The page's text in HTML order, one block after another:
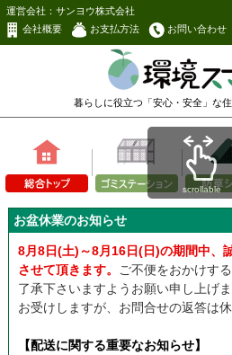
運営会社：サンヨウ株式会社
会社概要
お支払方法 お問い合わせ
暮らしに役立つ「安心・安全」な
scrollable
お盆休業のお知らせ
8月8日(土)～8月16日(日)の期間中、
させて頂きます。
ご不便をおかけす
了承下さいますようお願い申し上げ
お受けしますが、お問合せの返答は
【配送に関する重要なお知らせ】